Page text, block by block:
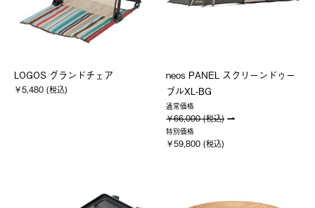
LOGOS グランドチェア
￥5,480 (税込)
neos PANEL スクリーンドゥー
ブルXL-BG
通常価格
￥66,000 (税込)
特別価格
￥59,800 (税込)